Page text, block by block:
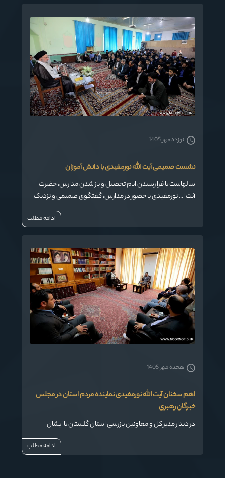
نشست صمیمی آیت الله نورمفیدی با دانش آموزان
سالهاست با فرا رسیدن ایام تحصیل و باز شدن مدارس، حضرت
آیت ا... نورمفیدی با حضور در مدارس، گفتگوی صمیمی و نزدیک
نوزده مهر 1405
ادامه مطلب
اهم سخنان آیت الله نورمفیدی نماینده مردم استان در مجلس
خبرگان رهبری
در دیدار مدیر کل و معاونین بازرسی استان گلستان با ایشان
هجده مهر 1405
ادامه مطلب